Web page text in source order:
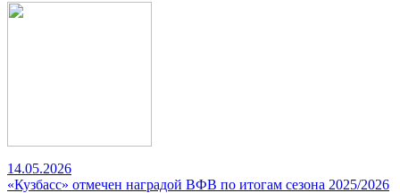
14.05.2026
«Кузбасс» отмечен наградой ВФВ по итогам сезона 2025/2026